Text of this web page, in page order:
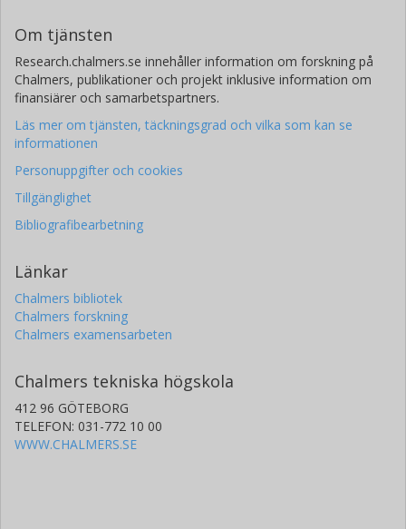
Om tjänsten
Research.chalmers.se innehåller information om forskning på
Chalmers, publikationer och projekt inklusive information om
finansiärer och samarbetspartners.
Läs mer om tjänsten, täckningsgrad och vilka som kan se
informationen
Personuppgifter och cookies
Tillgänglighet
Bibliografibearbetning
Länkar
Chalmers bibliotek
Chalmers forskning
Chalmers examensarbeten
Chalmers tekniska högskola
412 96 GÖTEBORG
TELEFON: 031-772 10 00
WWW.CHALMERS.SE